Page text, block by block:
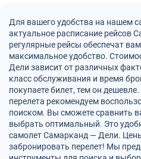
Для вашего удобства на нашем
актуальное расписание рейсов
регулярные рейсы обеспечат
максимальное удобство.
Дели зависит от различных
класс обслуживания и время
покупаете билет, тем он
перелета рекомендуем
поиском. Вы сможете сравнить
выбрать оптимальный. Это
самолет Самарканд — Дели.
забронировать перелет! Мы